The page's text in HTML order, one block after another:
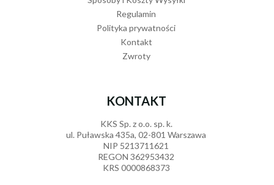
Regulamin
Polityka prywatności
Kontakt
Zwroty
KONTAKT
KKS Sp. z o.o. sp. k.
ul. Puławska 435a, 02-801 Warszawa
NIP 5213711621
REGON 362953432
KRS 0000868373